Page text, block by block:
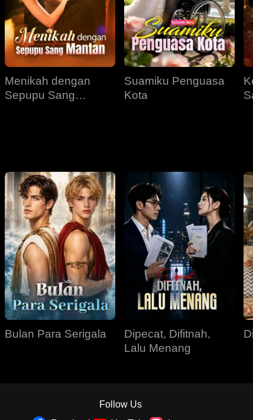
Menikah dengan
Sepupu Sang
Suamiku Penguasa
Kota
Bulan Para Serigala
Dipecat, Difitnah,
Lalu Menang
Follow Us